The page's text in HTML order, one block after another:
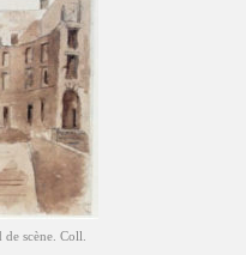
scène. Coll.